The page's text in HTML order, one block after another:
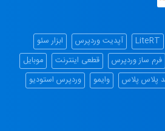
LiteRT آپدیت وردپرس
ابزار سئو
فرم ساز وردپرس قطعی اینترنت
موبایل
پلاس پلاس وایمو
وردپرس استودیو